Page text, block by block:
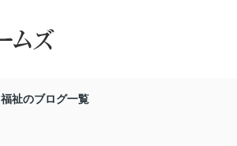
福祉のブログ一覧